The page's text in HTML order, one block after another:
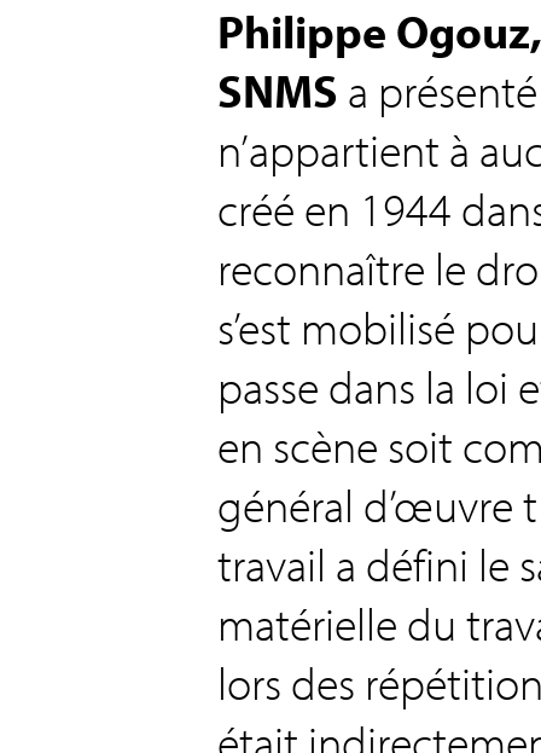
Philippe
SNMS a
n’appartient à
créé en 1944
reconnaître le
s’est mobilisé
passe dans la loi
en scène soit
général d’œuvre
travail a défini le
matérielle du
lors des